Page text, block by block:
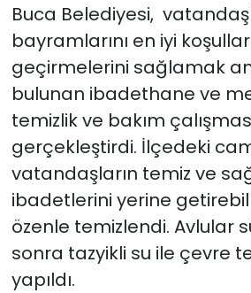
Buca Belediyesi,
bayramlarını en iyi
geçirmelerini sağlamak
bulunan ibadethane ve
temizlik ve bakım
gerçekleştirdi. İlçedeki
vatandaşların temiz ve
ibadetlerini yerine
özenle temizlendi. Avlular
sonra tazyikli su ile çevre
yapıldı.
YEREL POLİTİKA
YEREL YÖNETİMLER
Yurt